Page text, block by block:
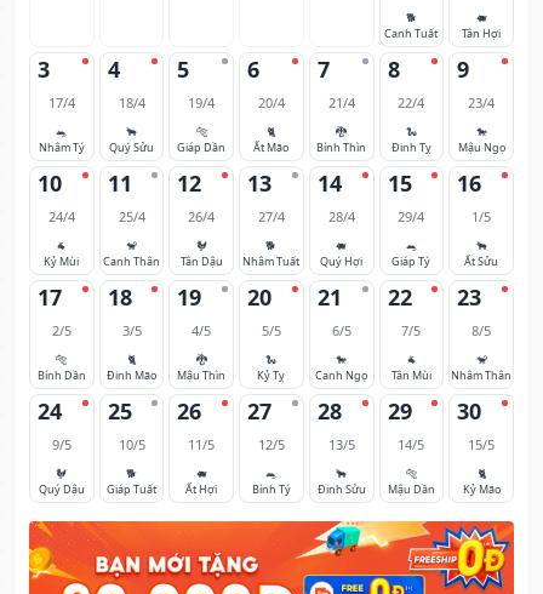
🐕
Canh Tuất
🐖
Tân Hợi
3
17/4
🐀
Nhâm Tý
4
18/4
🐂
Quý Sửu
5
19/4
🐅
Giáp Dần
6
20/4
🐈
Ất Mão
7
21/4
🐉
Bính Thìn
8
22/4
🐍
Đinh Tỵ
9
23/4
🐎
Mậu Ngọ
10
24/4
🐐
Kỷ Mùi
11
25/4
🐒
Canh Thân
12
26/4
🐓
Tân Dậu
13
27/4
🐕
Nhâm Tuất
14
28/4
🐖
Quý Hợi
15
29/4
🐀
Giáp Tý
16
1/5
🐂
Ất Sửu
17
2/5
🐅
Bính Dần
18
3/5
🐈
Đinh Mão
19
4/5
🐉
Mậu Thìn
20
5/5
🐍
Kỷ Tỵ
21
6/5
🐎
Canh Ngọ
22
7/5
🐐
Tân Mùi
23
8/5
🐒
Nhâm Thân
24
9/5
🐓
Quý Dậu
25
10/5
🐕
Giáp Tuất
26
11/5
🐖
Ất Hợi
27
12/5
🐀
Bính Tý
28
13/5
🐂
Đinh Sửu
29
14/5
🐅
Mậu Dần
30
15/5
🐈
Kỷ Mão